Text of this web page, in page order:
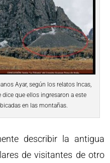
Ayar, según los relatos Incas,
que ellos ingresaron a este
en las montañas.
describir la antigua
de visitantes de otro